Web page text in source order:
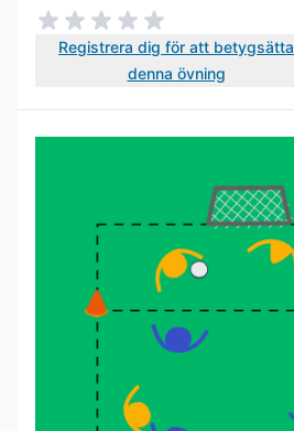
Registrera dig för att betygsätta
denna övning